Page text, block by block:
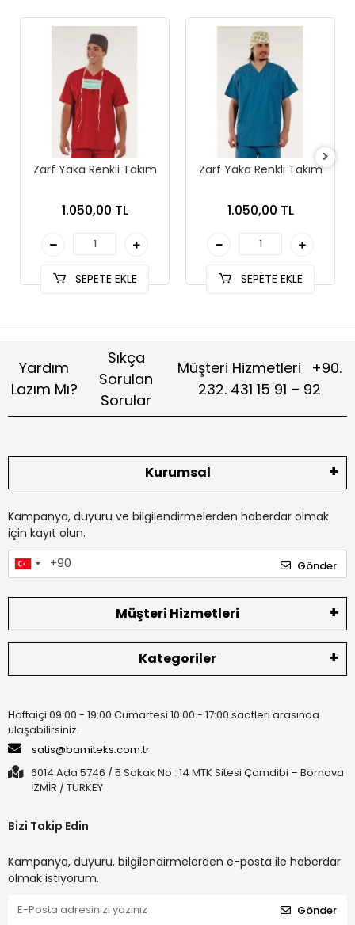
Zarf Yaka Renkli Takım
1.050,00 TL
SEPETE EKLE
Zarf Yaka Renkli Takım
1.050,00 TL
SEPETE EKLE
Yardım
Lazım Mı?
Sıkça
Sorulan
Sorular
Müşteri Hizmetleri
+90.
232. 431 15 91 – 92
Kurumsal
Kampanya, duyuru ve bilgilendirmelerden haberdar olmak
için kayıt olun.
Gönder
Müşteri Hizmetleri
Kategoriler
Haftaiçi 09:00 - 19:00 Cumartesi 10:00 - 17:00 saatleri arasında
ulaşabilirsiniz.
satis@bamiteks.com.tr
6014 Ada 5746 / 5 Sokak No : 14 MTK Sitesi Çamdibi – Bornova
İZMİR / TURKEY
Bizi Takip Edin
Kampanya, duyuru, bilgilendirmelerden e-posta ile haberdar
olmak istiyorum.
Gönder